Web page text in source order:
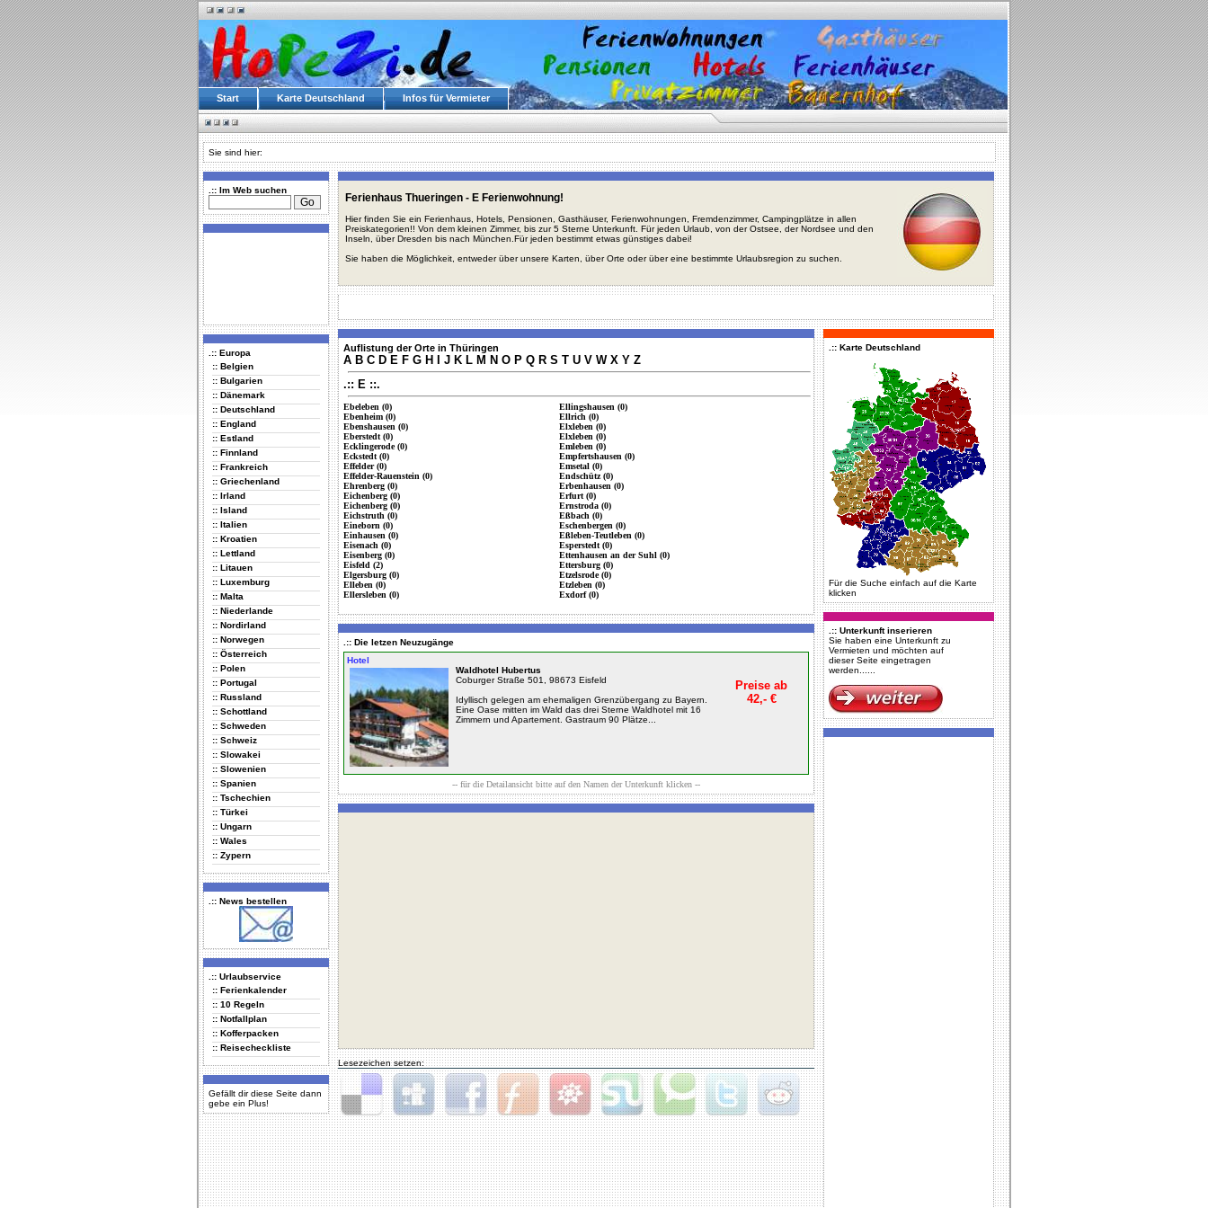
Start Karte Deutschland Infos für Vermieter
Sie sind hier:
.:: Im Web suchen
.:: Europa
:: Belgien
:: Bulgarien
:: Dänemark
:: Deutschland
:: England
:: Estland
:: Finnland
:: Frankreich
:: Griechenland
:: Irland
:: Island
:: Italien
:: Kroatien
:: Lettland
:: Litauen
:: Luxemburg
:: Malta
:: Niederlande
:: Nordirland
:: Norwegen
:: Österreich
:: Polen
:: Portugal
:: Russland
:: Schottland
:: Schweden
:: Schweiz
:: Slowakei
:: Slowenien
:: Spanien
:: Tschechien
:: Türkei
:: Ungarn
:: Wales
:: Zypern
.:: News bestellen
.:: Urlaubservice
:: Ferienkalender
:: 10 Regeln
:: Notfallplan
:: Kofferpacken
:: Reisecheckliste
Gefällt dir diese Seite dann
gebe ein Plus!
Ferienhaus Thueringen - E Ferienwohnung!
Hier finden Sie ein Ferienhaus, Hotels, Pensionen, Gasthäuser, Ferienwohnungen, Fremdenzimmer, Campingplätze in allen
Preiskategorien!! Von dem kleinen Zimmer, bis zur 5 Sterne Unterkunft. Für jeden Urlaub, von der Ostsee, der Nordsee und den
Inseln, über Dresden bis nach München.Für jeden bestimmt etwas günstiges dabei!
Sie haben die Möglichkeit, entweder über unsere Karten, über Orte oder über eine bestimmte Urlaubsregion zu suchen.
Auflistung der Orte in Thüringen
A B C D E F G H J K L M N O P Q R S T U V W X Y Z
.:: E ::.
Ebeleben (0)
Ebenheim (0)
Ebenshausen (0)
Eberstedt (0)
Ecklingerode (0)
Eckstedt (0)
Effelder (0)
Effelder-Rauenstein (0)
Ehrenberg (0)
Eichenberg (0)
Eichenberg (0)
Eichstruth (0)
Eineborn (0)
Einhausen (0)
Eisenach (0)
Eisenberg (0)
Eisfeld (2)
Elgersburg (0)
Elleben (0)
Ellersleben (0)
Ellingshausen (0)
Ellrich (0)
Elxleben (0)
Elxleben (0)
Emleben (0)
Empfertshausen (0)
Emsetal (0)
Endschütz (0)
Erbenhausen (0)
Erfurt (0)
Ernstroda (0)
Eßbach (0)
Eschenbergen (0)
Eßleben-Teutleben (0)
Esperstedt (0)
Ettenhausen an der Suhl (0)
Ettersburg (0)
Etzelsrode (0)
Etzleben (0)
Exdorf (0)
.:: Die letzen Neuzugänge
Hotel
Waldhotel Hubertus
Coburger Straße 501, 98673 Eisfeld
Idyllisch gelegen am ehemaligen Grenzübergang zu Bayern.
Eine Oase mitten im Wald das drei Sterne Waldhotel mit 16
Zimmern und Apartement. Gastraum 90 Plätze...
Preise ab
42,- €
-- für die Detailansicht bitte auf den Namen der Unterkunft klicken --
Lesezeichen setzen:
Delicious Digg Facebook Furl StudiVZ StumbleUponTechnorati Twitter Reddit
.:: Karte Deutschland
Für die Suche einfach auf die Karte
klicken
.:: Unterkunft inserieren
Sie haben eine Unterkunft zu
Vermieten und möchten auf
dieser Seite eingetragen
werden......